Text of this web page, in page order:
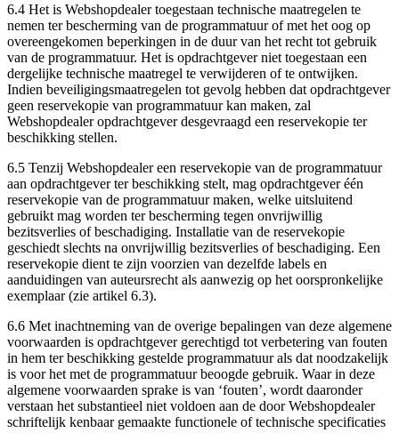
6.4 Het is Webshopdealer toegestaan technische maatregelen te
nemen ter bescherming van de programmatuur of met het oog op
overeengekomen beperkingen in de duur van het recht tot gebruik
van de programmatuur. Het is opdrachtgever niet toegestaan een
dergelijke technische maatregel te verwijderen of te ontwijken.
Indien beveiligingsmaatregelen tot gevolg hebben dat opdrachtgever
geen reservekopie van programmatuur kan maken, zal
Webshopdealer opdrachtgever desgevraagd een reservekopie ter
beschikking stellen.
6.5 Tenzij Webshopdealer een reservekopie van de programmatuur
aan opdrachtgever ter beschikking stelt, mag opdrachtgever één
reservekopie van de programmatuur maken, welke uitsluitend
gebruikt mag worden ter bescherming tegen onvrijwillig
bezitsverlies of beschadiging. Installatie van de reservekopie
geschiedt slechts na onvrijwillig bezitsverlies of beschadiging. Een
reservekopie dient te zijn voorzien van dezelfde labels en
aanduidingen van auteursrecht als aanwezig op het oorspronkelijke
exemplaar (zie artikel 6.3).
6.6 Met inachtneming van de overige bepalingen van deze algemene
voorwaarden is opdrachtgever gerechtigd tot verbetering van fouten
in hem ter beschikking gestelde programmatuur als dat noodzakelijk
is voor het met de programmatuur beoogde gebruik. Waar in deze
algemene voorwaarden sprake is van ‘fouten’, wordt daaronder
verstaan het substantieel niet voldoen aan de door Webshopdealer
schriftelijk kenbaar gemaakte functionele of technische specificaties